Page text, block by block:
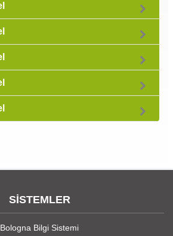
SİSTEMLER
Bologna Bilgi Sistemi